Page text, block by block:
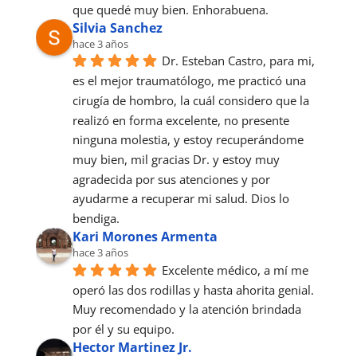
que quedé muy bien. Enhorabuena.
Silvia Sanchez
hace 3 años
Dr. Esteban Castro, para mi,
es el mejor traumatólogo, me practicó una
cirugía de hombro, la cuál considero que la
realizó en forma excelente, no presente
ninguna molestia, y estoy recuperándome
muy bien, mil gracias Dr. y estoy muy
agradecida por sus atenciones y por
ayudarme a recuperar mi salud. Dios lo
bendiga.
Kari Morones Armenta
hace 3 años
Excelente médico, a mí me
operó las dos rodillas y hasta ahorita genial.
Muy recomendado y la atención brindada
por él y su equipo.
Hector Martinez Jr.